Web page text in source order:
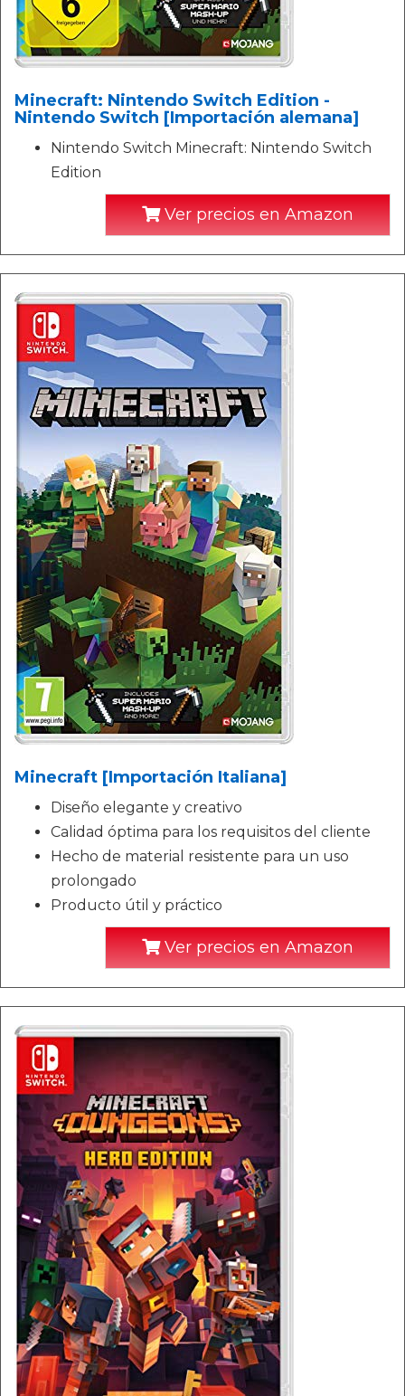
Minecraft: Nintendo Switch Edition -
Nintendo Switch [Importación alemana]
Nintendo Switch Minecraft: Nintendo Switch
Edition
Ver precios en Amazon
Minecraft [Importación Italiana]
Diseño elegante y creativo
Calidad óptima para los requisitos del cliente
Hecho de material resistente para un uso
prolongado
Producto útil y práctico
Ver precios en Amazon